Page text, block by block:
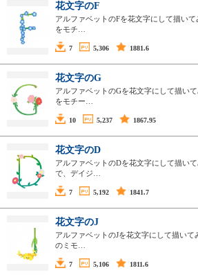
花文字のF
アルファベットのFを花文字にして描い
をモチ…
7 5,306 1881.6
花文字のG
アルファベットのGを花文字にして描い
をモチー…
10 5,237 1867.95
花文字のD
アルファベットのDを花文字にして描い
で、デイジ…
7 5,192 1841.7
花文字のJ
アルファベットのJを花文字にして描いて
のミモ…
7 5,106 1811.6